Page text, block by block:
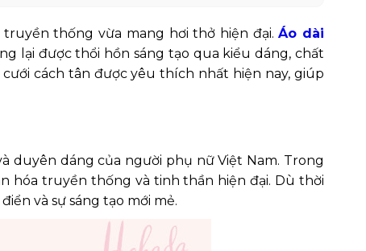
thống vừa mang hơi thở hiện đại.Áo dài
lại được thổi hồn sáng tạo qua kiểu dáng, chất
cách tân được yêu thích nhất hiện nay, giúp
duyên dáng của người phụ nữ Việt Nam. Trong
hóa truyền thống và tinh thần hiện đại. Dù thời
và sự sáng tạo mới mẻ.